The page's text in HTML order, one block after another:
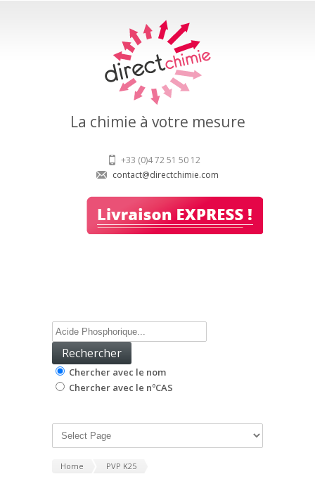
La chimie à votre mesure
+33 (0)4 72 51 50 12
contact@directchimie.com
Chercher avec le nom
Chercher avec le nºCAS
Home PVP K25